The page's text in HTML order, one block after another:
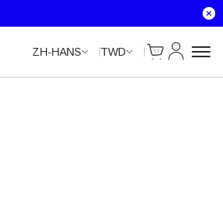
ZH-HANS TWD
Cart
我的账户